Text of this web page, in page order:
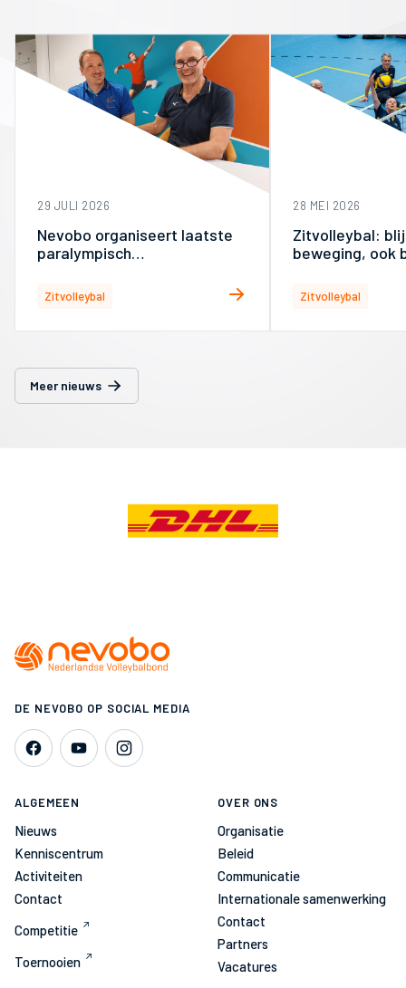
29 JULI 2026
Nevobo organiseert laatste
paralympisch
in Arnhem
Zitvolleybal
28 MEI 2026
Zitvolleybal:
beweging, ook
Zitvolleybal
Meer nieuws
DE NEVOBO OP SOCIAL MEDIA
ALGEMEEN
Nieuws
Kenniscentrum
Activiteiten
Contact
Competitie
Toernooien
OVER ONS
Organisatie
Beleid
Communicatie
Internationale samenwerking
Contact
Partners
Vacatures